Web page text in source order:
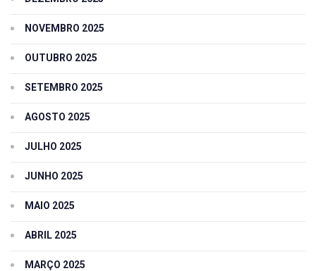
NOVEMBRO 2025
OUTUBRO 2025
SETEMBRO 2025
AGOSTO 2025
JULHO 2025
JUNHO 2025
MAIO 2025
ABRIL 2025
MARÇO 2025